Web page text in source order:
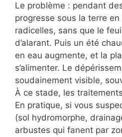
Le problème : pendant
progresse sous la terre
radicelles, sans que le
d’alarant. Puis un été
en eau augmente, et la
s’alimenter. Le
soudainement visible,
À ce stade, les
En pratique, si vous
(sol hydromorphe,
arbustes qui fanent par